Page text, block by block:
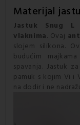
Materijal
Jastuk Snug L
vlaknima. Ovaj
slojem silikona.
budućim
spavanja. Jastuk
pamuk s kojim Vi i
na dodir i ne